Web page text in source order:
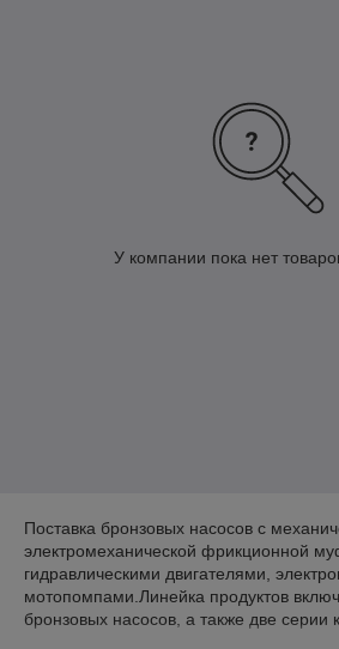
У компании пока нет
Поставка бронзовых насосов с
электромеханической фрикционной
гидравлическими двигателями,
мотопомпами.Линейка продуктов
бронзовых насосов, а также две серии